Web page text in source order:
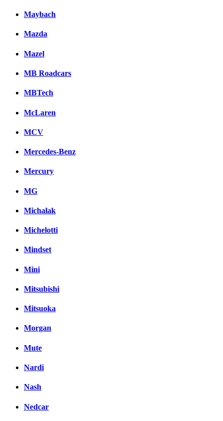
Maybach
Mazda
Mazel
MB Roadcars
MBTech
McLaren
MCV
Mercedes-Benz
Mercury
MG
Michalak
Michelotti
Mindset
Mini
Mitsubishi
Mitsuoka
Morgan
Mute
Nardi
Nash
Nedcar